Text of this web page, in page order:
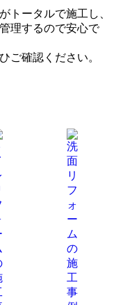
トータルで施工し、
理するので安心で
ご確認ください。